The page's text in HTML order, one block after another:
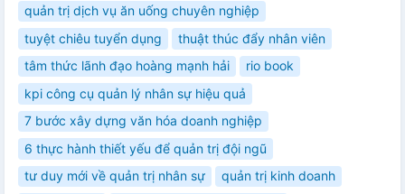
quản trị dịch vụ ăn uống chuyên nghiệp
tuyệt chiêu tuyển dụng
thuật thúc đẩy nhân viên
tâm thức lãnh đạo hoàng mạnh hải
rio book
kpi công cụ quản lý nhân sự hiệu quả
7 bước xây dựng văn hóa doanh nghiệp
6 thực hành thiết yếu để quản trị đội ngũ
tư duy mới về quản trị nhân sự
quản trị kinh doanh